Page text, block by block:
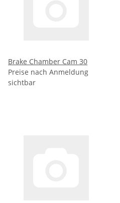
Brake Chamber Cam 30
Preise nach Anmeldung
sichtbar